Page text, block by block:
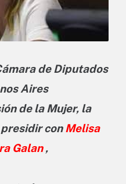
de Diputados
Aires
de la Mujer, la
con Melisa
Galan,